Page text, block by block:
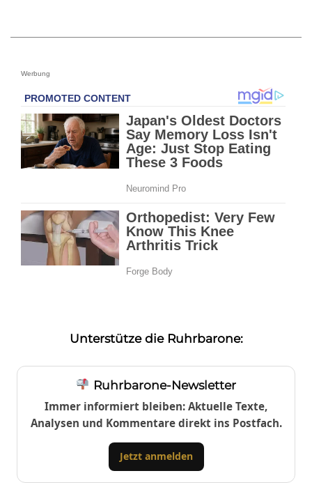
Werbung
Unterstütze die Ruhrbarone:
Ruhrbarone-Newsletter
Immer informiert bleiben: Aktuelle Texte,
Analysen und Kommentare direkt ins Postfach.
Jetzt anmelden